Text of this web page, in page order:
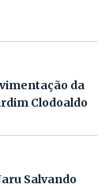
da
Clodoaldo
Salvando